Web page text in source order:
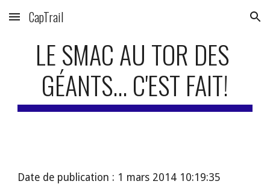
Skip to main content Skip to navigation
CapTrail
LE SMAC AU TOR DES
GÉANTS... C'EST FAIT!
Date de publication : 1 mars 2014 10:19:35